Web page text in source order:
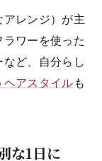
レンジ）が主
ワーを使った
ど、自分らし
ヘアスタイル も
な1日に